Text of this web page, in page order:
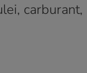
carburant,